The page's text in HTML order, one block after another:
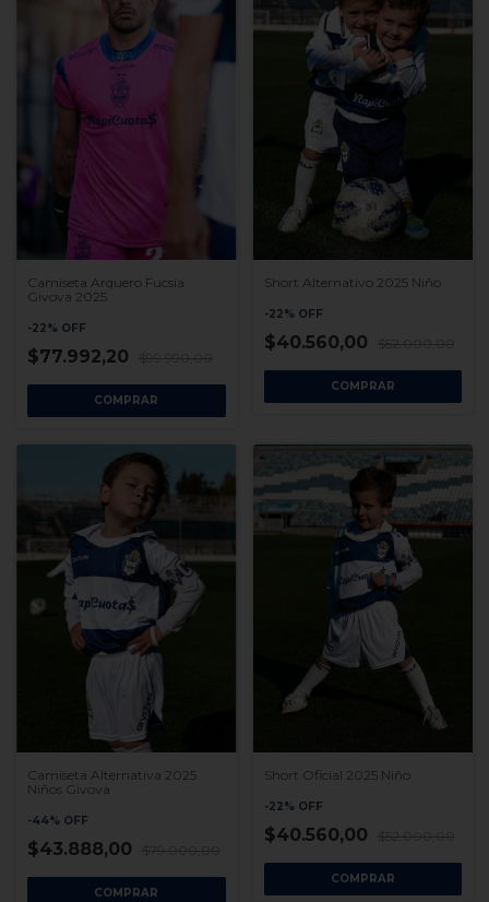
Camiseta Arquero Fucsia
Givova 2025
-22% OFF
$77.992,20
COMPRAR
Short Alternativo 2025 Niño
-22% OFF
$40.560,00
COMPRAR
Camiseta Alternativa 2025
Niños Givova
-44% OFF
$43.888,00
COMPRAR
Short Oficial 2025 Niño
-22% OFF
$40.560,00
COMPRAR